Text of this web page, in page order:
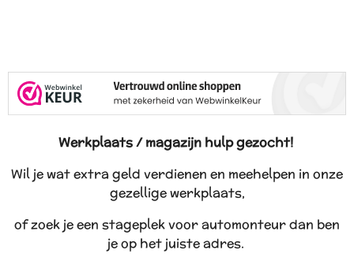
Werkplaats / magazijn hulp gezocht!
Wil je wat extra geld verdienen en meehelpen in onze
gezellige werkplaats,
of zoek je een stageplek voor automonteur dan ben
je op het juiste adres.